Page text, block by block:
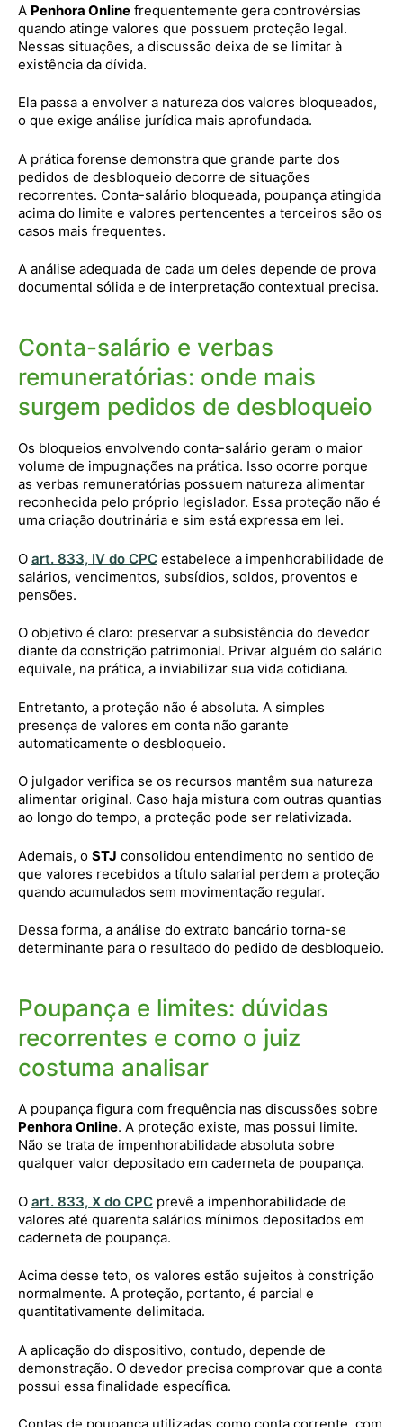
A Penhora Online frequentemente gera controvérsias
quando atinge valores que possuem proteção legal.
Nessas situações, a discussão deixa de se limitar à
existência da dívida.
Ela passa a envolver a natureza dos valores bloqueados,
o que exige análise jurídica mais aprofundada.
A prática forense demonstra que grande parte dos
pedidos de desbloqueio decorre de situações
recorrentes. Conta-salário bloqueada, poupança atingida
acima do limite e valores pertencentes a terceiros são os
casos mais frequentes.
A análise adequada de cada um deles depende de prova
documental sólida e de interpretação contextual precisa.
Conta-salário e verbas
remuneratórias: onde mais
surgem pedidos de desbloqueio
Os bloqueios envolvendo conta-salário geram o maior
volume de impugnações na prática. Isso ocorre porque
as verbas remuneratórias possuem natureza alimentar
reconhecida pelo próprio legislador. Essa proteção não é
uma criação doutrinária e sim está expressa em lei.
O art. 833, IV do CPC estabelece a impenhorabilidade de
salários, vencimentos, subsídios, soldos, proventos e
pensões.
O objetivo é claro: preservar a subsistência do devedor
diante da constrição patrimonial. Privar alguém do salário
equivale, na prática, a inviabilizar sua vida cotidiana.
Entretanto, a proteção não é absoluta. A simples
presença de valores em conta não garante
automaticamente o desbloqueio.
O julgador verifica se os recursos mantêm sua natureza
alimentar original. Caso haja mistura com outras quantias
ao longo do tempo, a proteção pode ser relativizada.
Ademais, o STJ consolidou entendimento no sentido de
que valores recebidos a título salarial perdem a proteção
quando acumulados sem movimentação regular.
Dessa forma, a análise do extrato bancário torna-se
determinante para o resultado do pedido de desbloqueio.
Poupança e limites: dúvidas
recorrentes e como o juiz
costuma analisar
A poupança figura com frequência nas discussões sobre
Penhora Online. A proteção existe, mas possui limite.
Não se trata de impenhorabilidade absoluta sobre
qualquer valor depositado em caderneta de poupança.
O art. 833, X do CPC prevê a impenhorabilidade de
valores até quarenta salários mínimos depositados em
caderneta de poupança.
Acima desse teto, os valores estão sujeitos à constrição
normalmente. A proteção, portanto, é parcial e
quantitativamente delimitada.
A aplicação do dispositivo, contudo, depende de
demonstração. O devedor precisa comprovar que a conta
possui essa finalidade específica.